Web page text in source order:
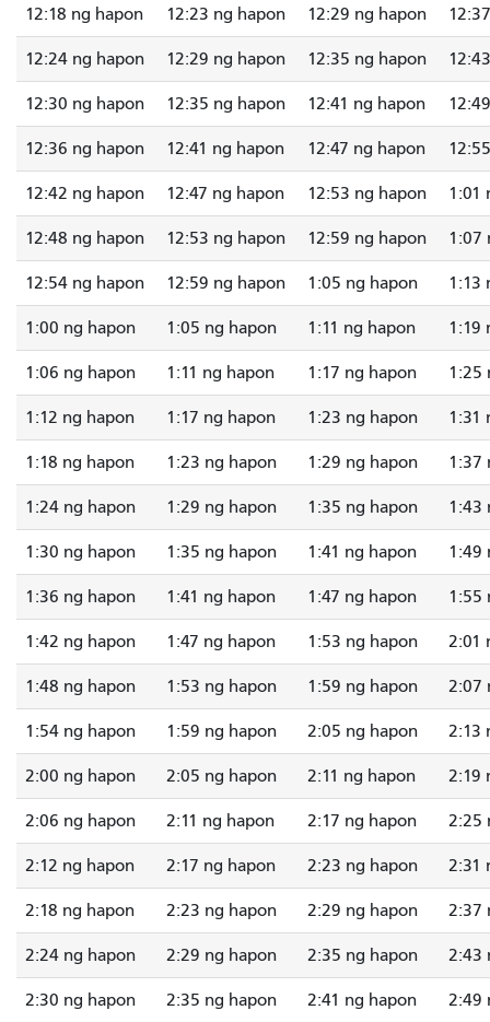
12:18 ng hapon 12:23 ng hapon 12:29 ng hapon
12:24 ng hapon 12:29 ng hapon 12:35 ng hapon
12:30 ng hapon 12:35 ng hapon 12:41 ng hapon
12:36 ng hapon 12:41 ng hapon 12:47 ng hapon
12:42 ng hapon 12:47 ng hapon 12:53 ng hapon 1:01
12:48 ng hapon 12:53 ng hapon 12:59 ng hapon 1:07
12:54 ng hapon 12:59 ng hapon 1:05 ng hapon 1:13
1:00 ng hapon 1:05 ng hapon 1:11 ng hapon 1:19
1:06 ng hapon 1:11 ng hapon 1:17 ng hapon 1:25
1:12 ng hapon 1:17 ng hapon 1:23 ng hapon 1:31
1:18 ng hapon 1:23 ng hapon 1:29 ng hapon 1:37
1:24 ng hapon 1:29 ng hapon 1:35 ng hapon 1:43
1:30 ng hapon 1:35 ng hapon 1:41 ng hapon 1:49
1:36 ng hapon 1:41 ng hapon 1:47 ng hapon 1:55
1:42 ng hapon 1:47 ng hapon 1:53 ng hapon 2:01
1:48 ng hapon 1:53 ng hapon 1:59 ng hapon 2:07
1:54 ng hapon 1:59 ng hapon 2:05 ng hapon 2:13
2:00 ng hapon 2:05 ng hapon 2:11 ng hapon 2:19
2:06 ng hapon 2:11 ng hapon 2:17 ng hapon 2:25
2:12 ng hapon 2:17 ng hapon 2:23 ng hapon 2:31
2:18 ng hapon 2:23 ng hapon 2:29 ng hapon 2:37
2:24 ng hapon 2:29 ng hapon 2:35 ng hapon 2:43
2:30 ng hapon 2:35 ng hapon 2:41 ng hapon 2:49